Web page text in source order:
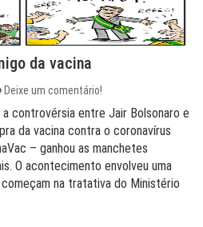
da vacina
Deixe um comentário!
controvérsia entre Jair Bolsonaro e
da vacina contra o coronavírus
– ganhou as manchetes
O acontecimento envolveu uma
na tratativa do Ministério